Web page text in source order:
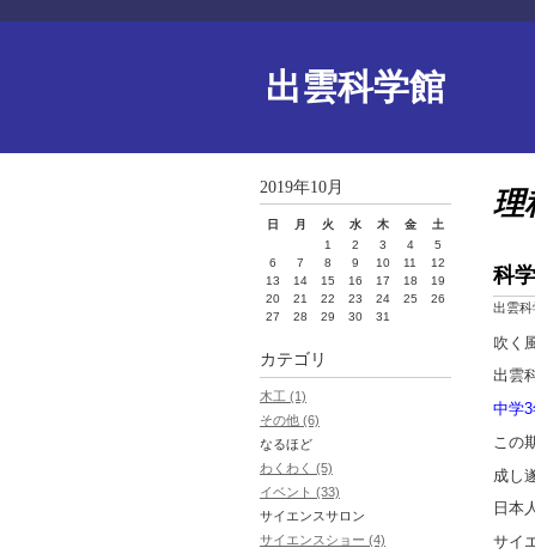
出雲科学館
理
科
出雲科
吹く
出雲
中学
この
成し
日本
サイ
2019年10月
日 月 火 水 木 金
土
1
2 3 4
5
6
7 8 9 10 11
12
13
14 15 16 17 18
19
20
21 22 23 24 25
26
27
28 29 30 31
カテゴリ
木工 (1)
その他 (6)
なるほど
わくわく (5)
イベント (33)
サイエンスサロン
サイエンスショー (4)